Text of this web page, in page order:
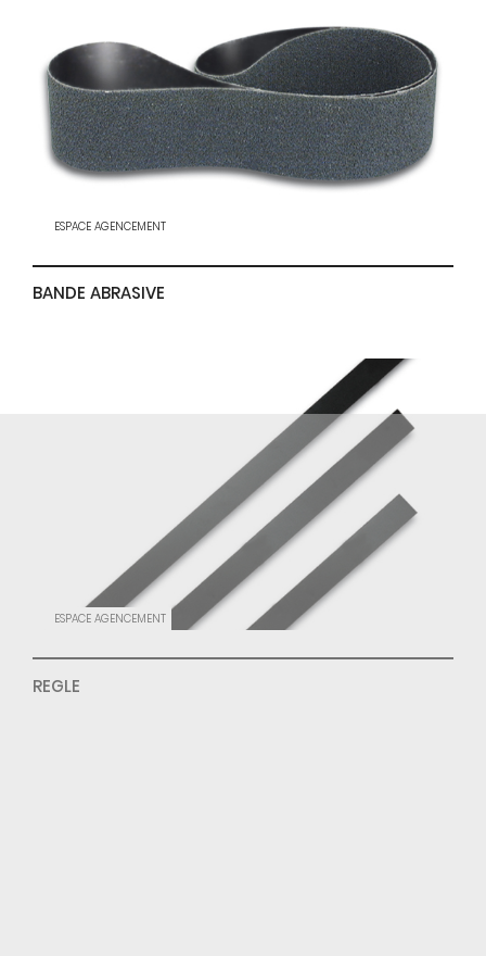
ESPACE AGENCEMENT
BANDE ABRASIVE
ESPACE AGENCEMENT
REGLE